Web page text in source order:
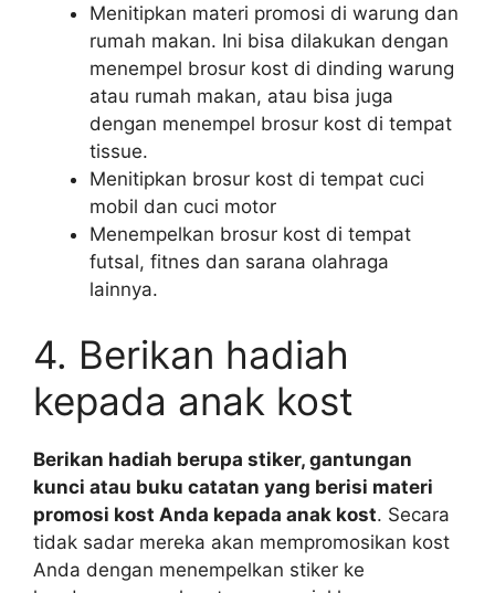
Menitipkan materi promosi di warung dan
rumah makan. Ini bisa dilakukan dengan
menempel brosur kost di dinding warung
atau rumah makan, atau bisa juga
dengan menempel brosur kost di tempat
tissue.
Menitipkan brosur kost di tempat cuci
mobil dan cuci motor
Menempelkan brosur kost di tempat
futsal, fitnes dan sarana olahraga
lainnya.
4. Berikan hadiah
kepada anak kost
Berikan hadiah berupa stiker, gantungan
kunci atau buku catatan yang berisi materi
promosi kost Anda kepada anak kost. Secara
tidak sadar mereka akan mempromosikan kost
Anda dengan menempelkan stiker ke